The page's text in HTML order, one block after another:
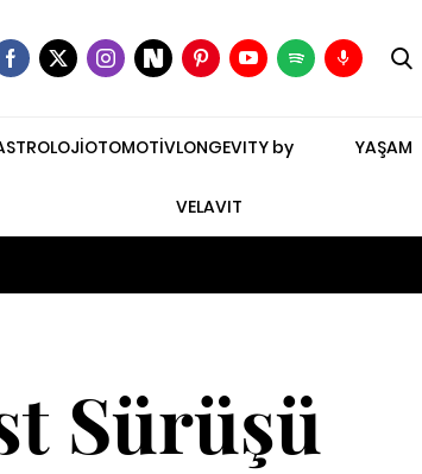
OTOMOTİVLONGEVITY by
VELAVIT
YAŞAM
Sürüşü